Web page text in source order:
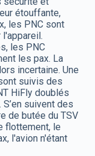
étouffante,
les PNC sont
les PNC
les pax. La
incertaine. Une
suivis des
HiFly doublés
suivent des
de butée du TSV
flottement, le
l'avion n'étant